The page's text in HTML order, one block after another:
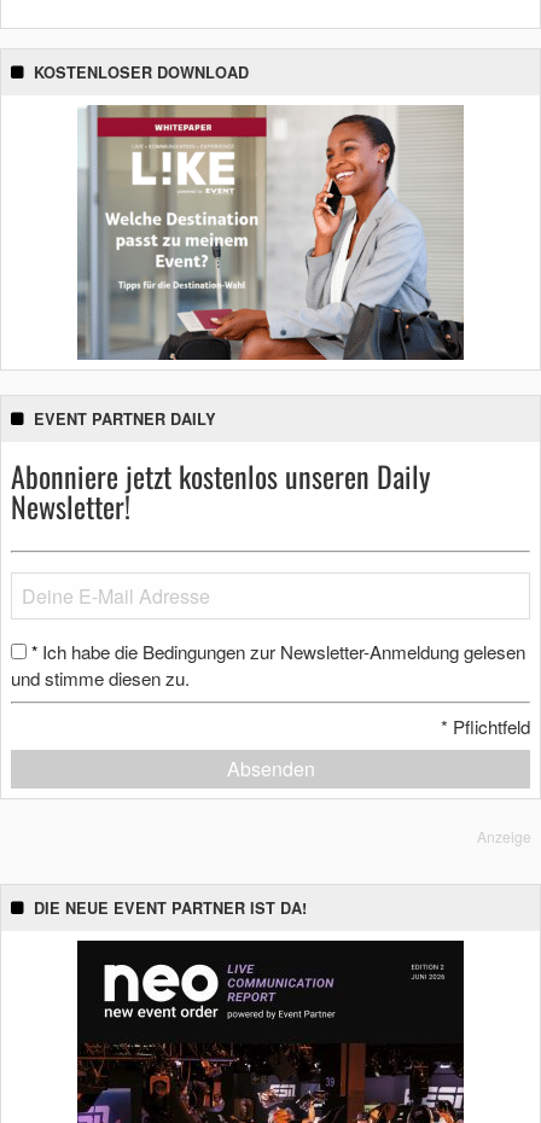
KOSTENLOSER DOWNLOAD
EVENT PARTNER DAILY
Abonniere jetzt kostenlos unseren Daily
Newsletter!
* Ich habe die Bedingungen zur Newsletter-Anmeldung gelesen
und stimme diesen zu.
* Pflichtfeld
Absenden
Anzeige
DIE NEUE EVENT PARTNER IST DA!